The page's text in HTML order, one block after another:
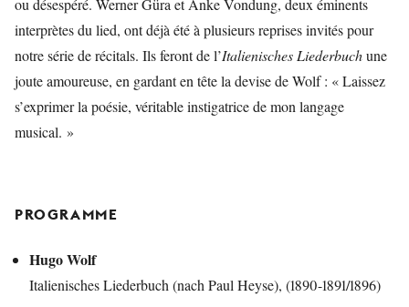
ou désespéré. Werner Güra et Anke Vondung, deux éminents
interprètes du lied, ont déjà été à plusieurs reprises invités pour
notre série de récitals. Ils feront de l’Italienisches Liederbuchune
joute amoureuse, en gardant en tête la devise de Wolf : « Laissez
s’exprimer la poésie, véritable instigatrice de mon langage
musical. »
PROGRAMME
Hugo Wolf
Italienisches Liederbuch (nach Paul Heyse), (1890-1891/1896)